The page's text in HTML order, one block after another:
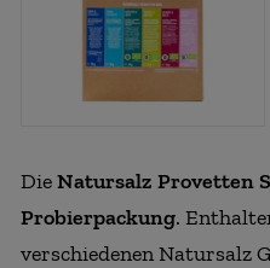
DieNatursalz Provetten
Probierpackung.
verschiedenen Natursalz